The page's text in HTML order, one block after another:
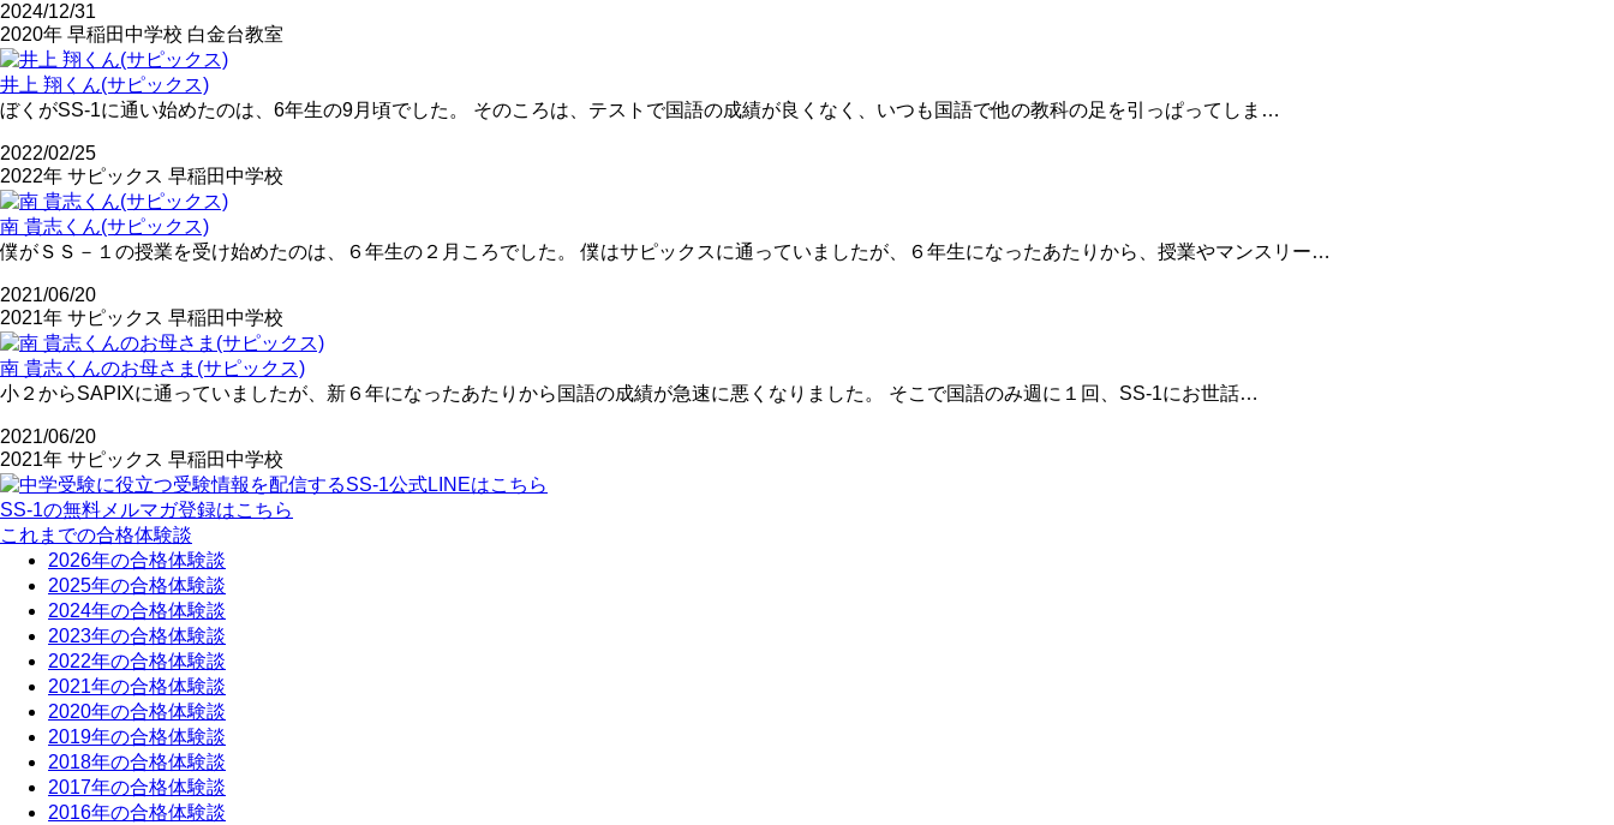
2024/12/31
2020年 早稲田中学校 白金台教室
井上 翔くん(サピックス)
ぼくがSS-1に通い始めたのは、6年生の9月頃でした。 そのころは、テストで国語の成績が良くなく、いつも国語で他の教科の足を引っぱってしま…
2022/02/25
2022年 サピックス 早稲田中学校
南 貴志くん(サピックス)
僕がＳＳ－１の授業を受け始めたのは、６年生の２月ころでした。 僕はサピックスに通っていましたが、６年生になったあたりから、授業やマンスリー…
2021/06/20
2021年 サピックス 早稲田中学校
南 貴志くんのお母さま(サピックス)
小２からSAPIXに通っていましたが、新６年になったあたりから国語の成績が急速に悪くなりました。 そこで国語のみ週に１回、SS-1にお世話…
2021/06/20
2021年 サピックス 早稲田中学校
SS-1の無料メルマガ登録はこちら
これまでの合格体験談
2026年の合格体験談
2025年の合格体験談
2024年の合格体験談
2023年の合格体験談
2022年の合格体験談
2021年の合格体験談
2020年の合格体験談
2019年の合格体験談
2018年の合格体験談
2017年の合格体験談
2016年の合格体験談